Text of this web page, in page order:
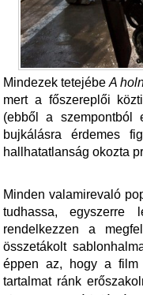
Mindezek tetejébeA
mert a főszereplői
(ebből a szempontból
bujkálásra érdemes
hallhatatlanság okozta
Minden valamirevaló
tudhassa, egyszerre
rendelkezzen a
összetákolt
éppen az, hogy a film
tartalmat ránk